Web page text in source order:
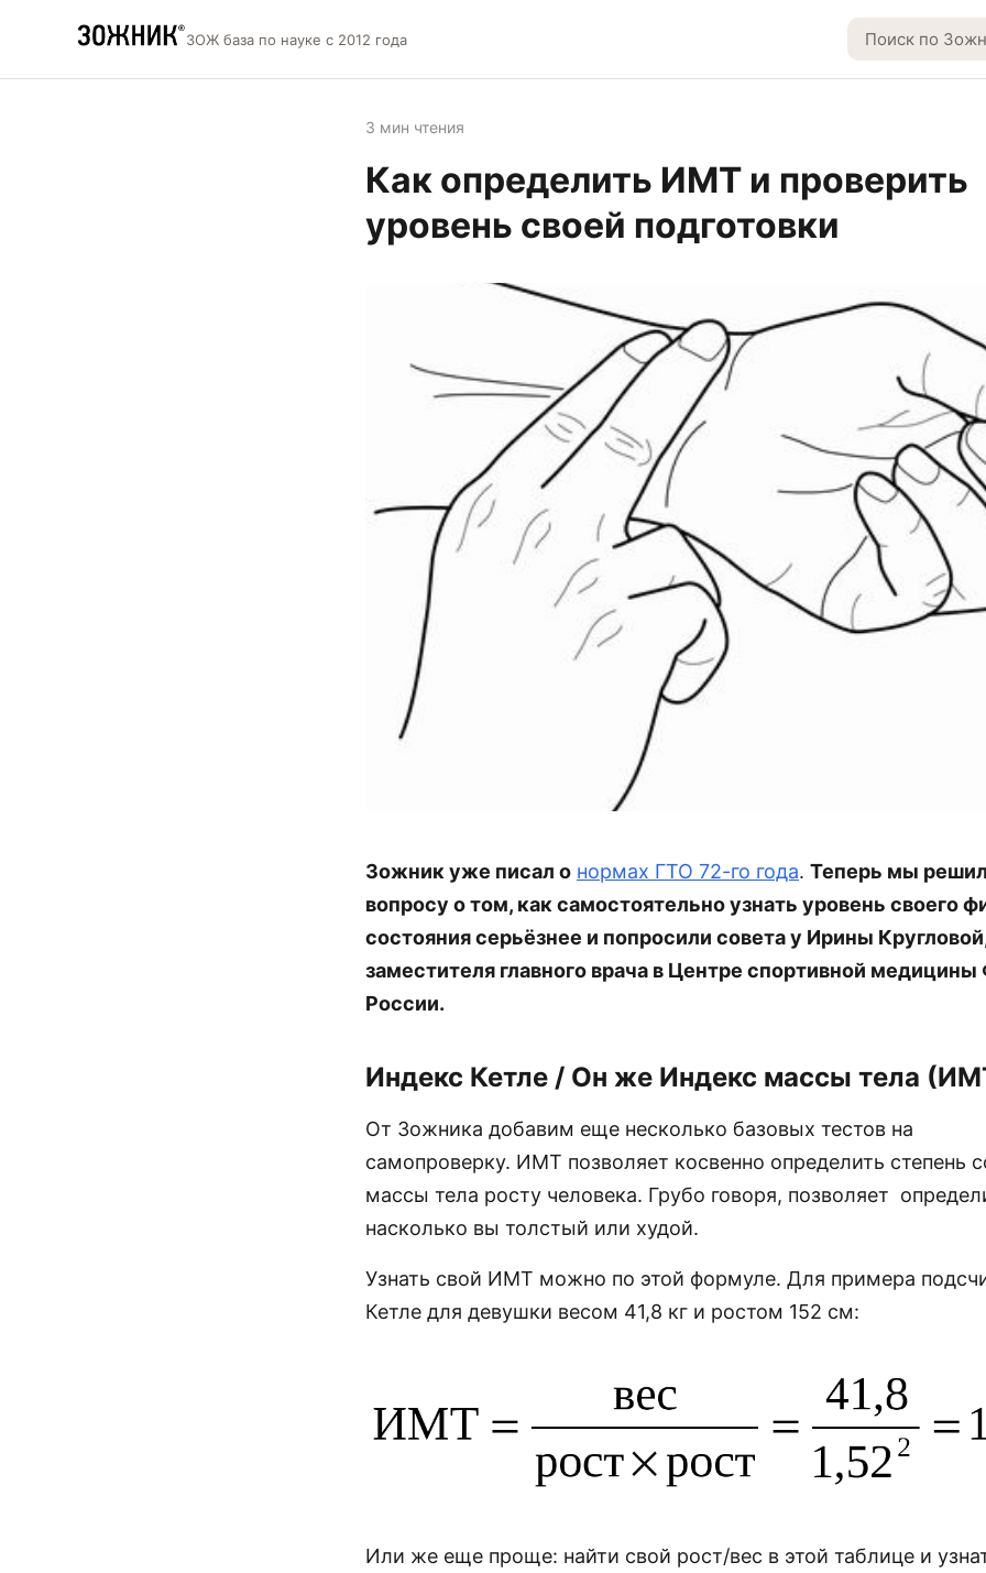
ЗОЖ база по науке с 2012 года
3 мин чтения
Как определить ИМТ и проверить
уровень своей подготовки
Зожник уже писал о нормах ГТО 72-го года. Теперь мы
вопросу о том, как самостоятельно узнать уровень своего
состояния серьёзнее и попросили совета у Ирины
заместителя главного врача в Центре спортивной
России.
Индекс Кетле / Он же Индекс массы тела
От Зожника добавим еще несколько базовых тестов на
самопроверку. ИМТ позволяет косвенно определить степень
массы тела росту человека. Грубо говоря, позволяет
насколько вы толстый или худой.
Узнать свой ИМТ можно по этой формуле. Для примера
Кетле для девушки весом 41,8 кг и ростом 152 см:
Или же еще проще: найти свой рост/вес в этой таблице и